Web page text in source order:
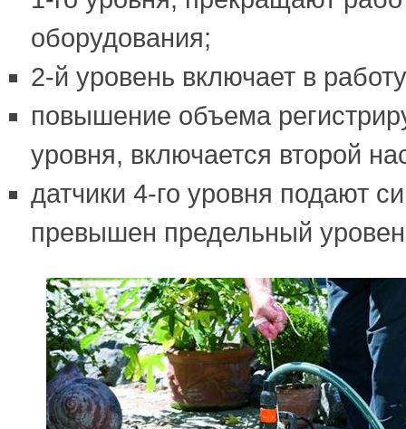
оборудования;
2-й уровень включает в
повышение объема
уровня, включается второй
датчики 4-го уровня подают
превышен предельный